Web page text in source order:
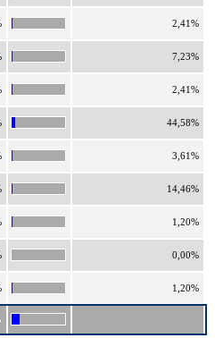
2,41%
7,23%
2,41%
44,58%
3,61%
14,46%
1,20%
0,00%
1,20%